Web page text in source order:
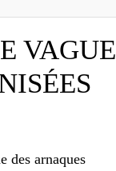
VAGUE
des arnaques